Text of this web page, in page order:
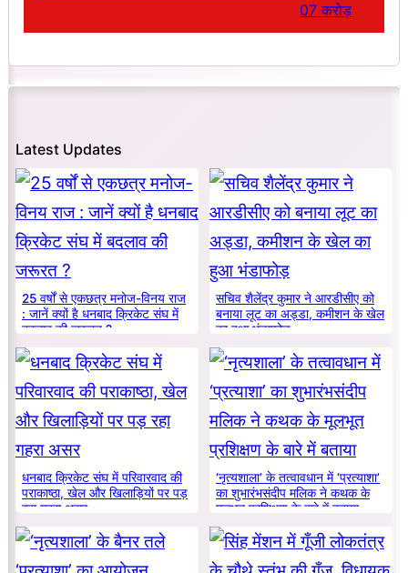
07 करोड़
Latest Updates
25 वर्षों से एकछत्र मनोज-विनय राज
: जानें क्यों है धनबाद क्रिकेट संघ में
बदलाव की जरूरत ?
सचिव शैलेंद्र कुमार ने आरडीसीए को
बनाया लूट का अड्डा, कमीशन के खेल
का हुआ भंडाफोड़
धनबाद क्रिकेट संघ में परिवारवाद की
पराकाष्ठा, खेल और खिलाड़ियों पर पड़
रहा गहरा असर
‘नृत्यशाला’ के तत्वावधान में ‘प्रत्याशा’
का शुभारंभसंदीप मलिक ने कथक के
मूलभूत प्रशिक्षण के बारे में बताया